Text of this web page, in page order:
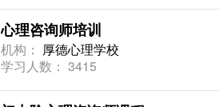
心理咨询师培训
机构： 厚德心理学校
学习人数： 3415